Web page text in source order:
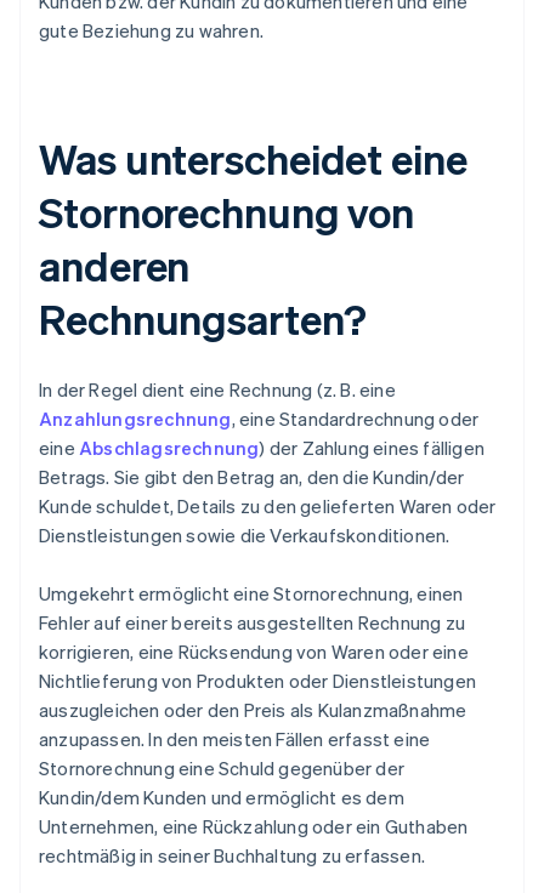
gute Beziehung zu wahren.
Was unterscheidet eine
Stornorechnung von
anderen
Rechnungsarten?
In der Regel dient eine Rechnung (z. B. eine
Anzahlungsrechnung, eine Standardrechnung oder
eine Abschlagsrechnung) der Zahlung eines fälligen
Betrags. Sie gibt den Betrag an, den die Kundin/der
Kunde schuldet, Details zu den gelieferten Waren oder
Dienstleistungen sowie die Verkaufskonditionen.
Umgekehrt ermöglicht eine Stornorechnung, einen
Fehler auf einer bereits ausgestellten Rechnung zu
korrigieren, eine Rücksendung von Waren oder eine
Nichtlieferung von Produkten oder Dienstleistungen
auszugleichen oder den Preis als Kulanzmaßnahme
anzupassen. In den meisten Fällen erfasst eine
Stornorechnung eine Schuld gegenüber der
Kundin/dem Kunden und ermöglicht es dem
Unternehmen, eine Rückzahlung oder ein Guthaben
rechtmäßig in seiner Buchhaltung zu erfassen.